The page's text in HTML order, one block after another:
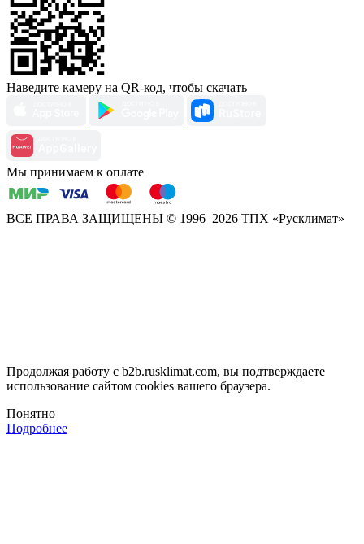
Наведите камеру на QR-код, чтобы скачать
Мы принимаем к оплате
ВСЕ ПРАВА ЗАЩИЩЕНЫ © 1996–2026 ТПХ «Русклимат»
Продолжая работу с b2b.rusklimat.com, вы подтверждаете
использование сайтом cookies вашего браузера.
Понятно
Подробнее